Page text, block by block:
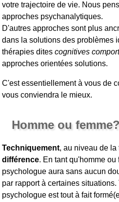
votre trajectoire de vie. Nous
approches psychanalytiques.
D'autres approches sont plus
dans la solutions des problèmes
thérapies ditescognitives
approches orientées solutions.
C'est essentiellement à vous de
vous conviendra le mieux.
Homme ou
Techniquement, au niveau de la
différence. En tant qu'homme ou
psychologue aura sans aucun
par rapport à certaines situations.
psychologue est tout à fait